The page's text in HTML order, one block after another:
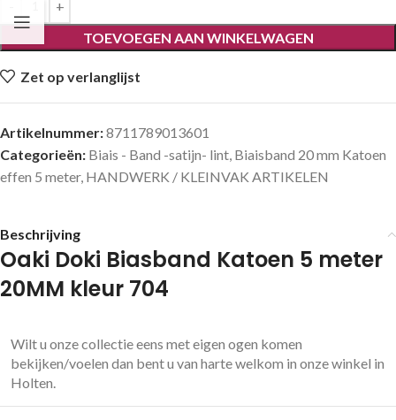
TOEVOEGEN AAN WINKELWAGEN
Zet op verlanglijst
Artikelnummer:8711789013601
Categorieën: Biais - Band -satijn- lint, Biaisband 20 mm Katoen
effen 5 meter, HANDWERK / KLEINVAK ARTIKELEN
Beschrijving
Oaki Doki Biasband Katoen 5 meter
20MM kleur 704
Wilt u onze collectie eens met eigen ogen komen
bekijken/voelen dan bent u van harte welkom in onze winkel in
Holten.